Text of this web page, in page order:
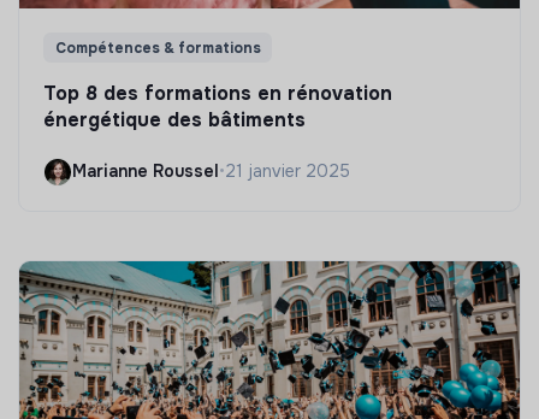
Compétences & formations
Top 8 des formations en rénovation
énergétique des bâtiments
Marianne Roussel•21 janvier 2025